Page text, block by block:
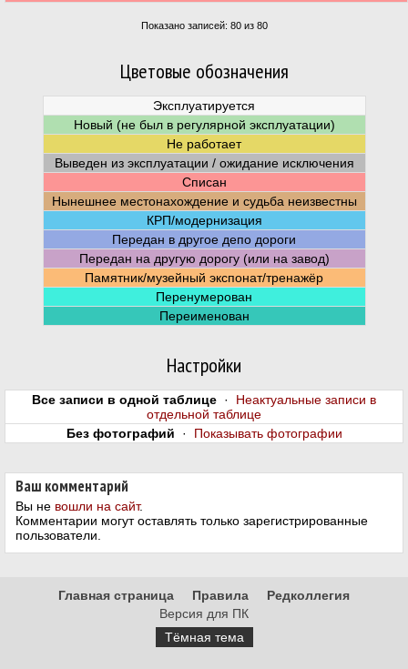
Показано записей: 80 из 80
Цветовые обозначения
Эксплуатируется
Новый (не был в регулярной эксплуатации)
Не работает
Выведен из эксплуатации / ожидание исключения
Списан
Нынешнее местонахождение и судьба неизвестны
КРП/модернизация
Передан в другое депо дороги
Передан на другую дорогу (или на завод)
Памятник/музейный экспонат/тренажёр
Перенумерован
Переименован
Настройки
Все записи в одной таблице · Неактуальные записи в
отдельной таблице
Без фотографий · Показывать фотографии
Ваш комментарий
Вы не вошли на сайт.
Комментарии могут оставлять только зарегистрированные
пользователи.
Главная страница Правила
Редколлегия
Версия для ПК
Тёмная тема